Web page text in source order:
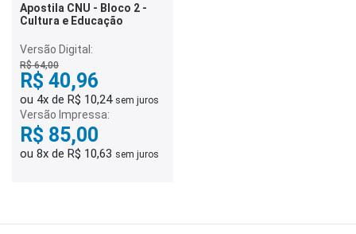
Apostila CNU - Bloco 2 -
Cultura e Educação
Versão Digital:
R$ 64,00
R$ 40,96
ou 4x de R$ 10,24 sem juros
Versão Impressa:
R$ 85,00
ou 8x de R$ 10,63 sem juros